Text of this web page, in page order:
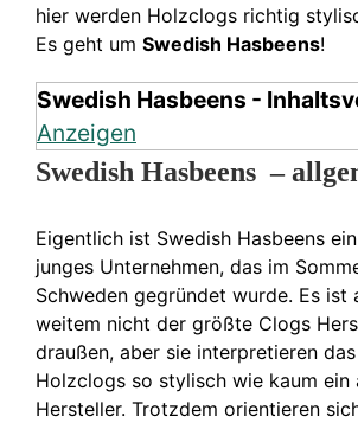
hier werden Holzclogs richtig
Es geht um Swedish Hasbeens!
Swedish Hasbeens -
Anzeigen
Swedish Hasbeens –
Eigentlich ist Swedish Hasbeens
junges Unternehmen, das im
Schweden gegründet wurde. Es ist
weitem nicht der größte Clogs
draußen, aber sie interpretieren
Holzclogs so stylisch wie kaum ein
Hersteller. Trotzdem orientieren